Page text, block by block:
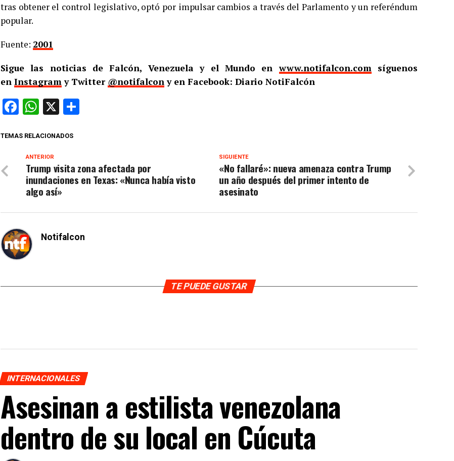
tras obtener el control legislativo, optó por impulsar cambios a través del Parlamento y un referéndum
popular.
Fuente: 2001
Sigue las noticias de Falcón, Venezuela y el Mundo enwww.notifalcon.comsíguenos
en Instagramy Twitter @notifalcony en Facebook: Diario NotiFalcón
Facebook
WhatsApp
X
TEMAS RELACIONADOS
SIGUIENTE
«No fallaré»: nueva amenaza contra Trump
un año después del primer intento de
asesinato
ANTERIOR
Trump visita zona afectada por
inundaciones en Texas: «Nunca había visto
algo así»
Notifalcon
TE PUEDE GUSTAR
INTERNACIONALES
Asesinan a estilista venezolana
dentro de su local en Cúcuta